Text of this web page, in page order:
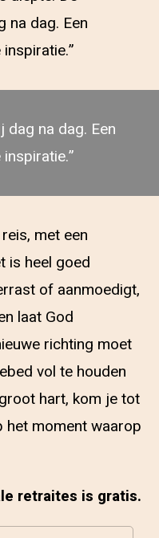
na dag. Een
dag na dag. Een
met een
is heel goed
of aanmoedigt,
laat God
richting moet
vol te houden
hart, kom je tot
het moment waarop
retraites is gratis.